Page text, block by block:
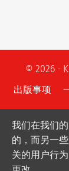
© 2026 -
出版事项
我们在我们
的，而另一
关的用户行